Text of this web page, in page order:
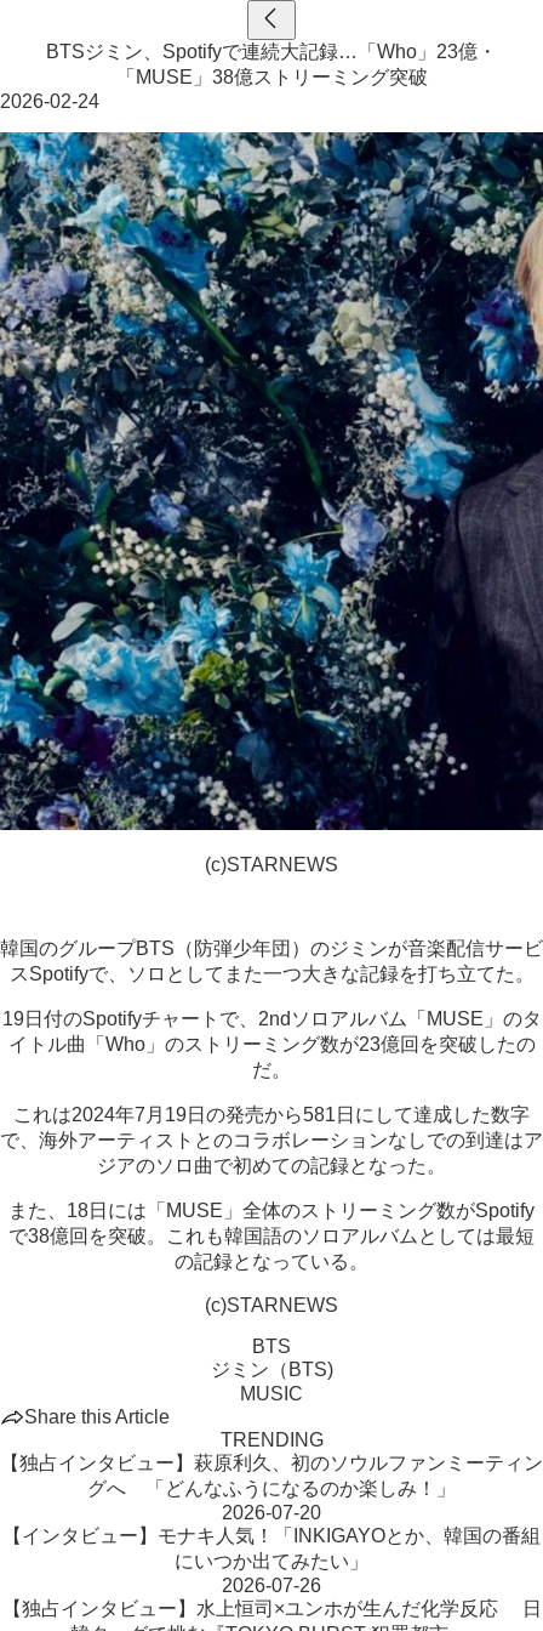
BTSジミン、Spotifyで連続大記録…「Who」23億・
「MUSE」38億ストリーミング突破
2026-02-24
(c)STARNEWS
韓国のグループBTS（防弾少年団）のジミンが音楽配信サービ
スSpotifyで、ソロとしてまた一つ大きな記録を打ち立てた。
19日付のSpotifyチャートで、2ndソロアルバム「MUSE」のタ
イトル曲「Who」のストリーミング数が23億回を突破したの
だ。
これは2024年7月19日の発売から581日にして達成した数字
で、海外アーティストとのコラボレーションなしでの到達はア
ジアのソロ曲で初めての記録となった。
また、18日には「MUSE」全体のストリーミング数がSpotify
で38億回を突破。これも韓国語のソロアルバムとしては最短
の記録となっている。
(c)STARNEWS
BTS
ジミン（BTS)
MUSIC
Share this Article
TRENDING
【独占インタビュー】萩原利久、初のソウルファンミーティン
グへ 「どんなふうになるのか楽しみ！」
2026-07-20
【インタビュー】モナキ人気！「INKIGAYOとか、韓国の番組
にいつか出てみたい」
2026-07-26
【独占インタビュー】水上恒司×ユンホが生んだ化学反応 日